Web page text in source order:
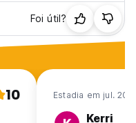
Foi útil?
10 Estadia em jul.
Kerri